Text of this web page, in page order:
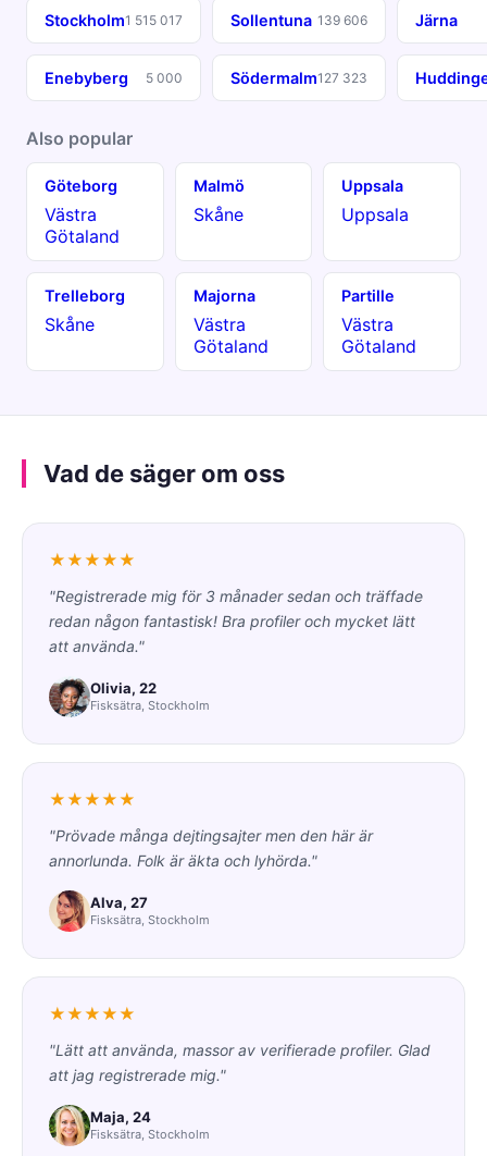
Stockholm1 515 017 Sollentuna 139 606 Järna
Enebyberg 5 000 Södermalm127 323
Also popular
Göteborg
Västra
Götaland
Malmö
Skåne
Uppsala
Uppsala
Trelleborg
Skåne
Majorna
Västra
Götaland
Partille
Västra
Götaland
Vad de säger om oss
★★★★★
"Registrerade mig för 3 månader sedan och träffade
redan någon fantastisk! Bra profiler och mycket lätt
att använda."
Olivia, 22
Fisksätra, Stockholm
★★★★★
"Prövade många dejtingsajter men den här är
annorlunda. Folk är äkta och lyhörda."
Alva, 27
Fisksätra, Stockholm
★★★★★
"Lätt att använda, massor av verifierade profiler. Glad
att jag registrerade mig."
Maja, 24
Fisksätra, Stockholm